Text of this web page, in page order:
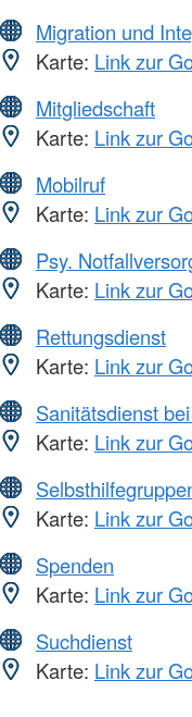
Migration und
Karte: Link zur
Mitgliedschaft
Karte: Link zur
Mobilruf
Karte: Link zur
Psy.
Karte: Link zur
Rettungsdienst
Karte: Link zur
Sanitätsdienst
Karte: Link zur
Karte: Link zur
Spenden
Karte: Link zur
Suchdienst
Karte: Link zur